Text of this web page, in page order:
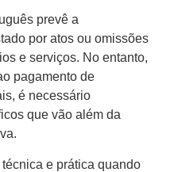
prevê a
por atos ou omissões
e serviços. No entanto,
pagamento de
é necessário
que vão além da
e prática quando